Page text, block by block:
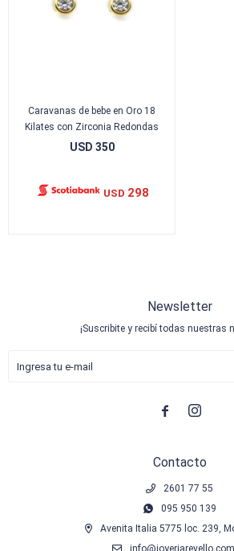
Caravanas de bebe en Oro 18
Kilates con Zirconia Redondas
USD 350
USD 298
Contacto
2601 77 55
095 950 139
Avenita Italia 5775 loc. 239,
Newsletter
¡Suscribite y recibí todas nuestras
 